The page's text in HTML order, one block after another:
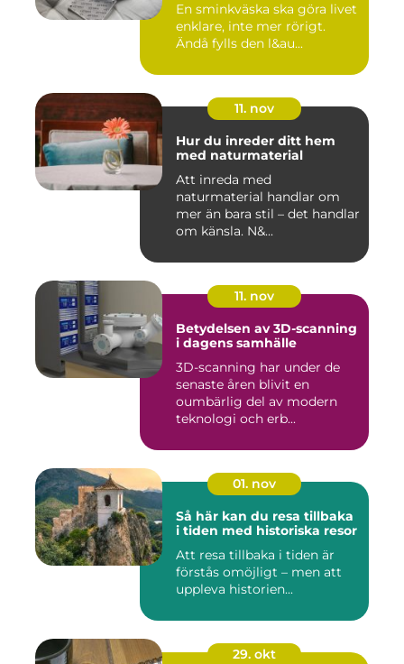
En sminkväska ska göra livet
enklare, inte mer rörigt.
Ändå fylls den l&au...
11. nov
Hur du inreder ditt hem
med naturmaterial
Att inreda med
naturmaterial handlar om
mer än bara stil – det handlar
om känsla. N&...
11. nov
Betydelsen av 3D-scanning
i dagens samhälle
3D-scanning har under de
senaste åren blivit en
oumbärlig del av modern
teknologi och erb...
01. nov
Så här kan du resa tillbaka
i tiden med historiska resor
Att resa tillbaka i tiden är
förstås omöjligt – men att
uppleva historien...
29. okt